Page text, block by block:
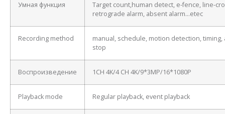
Умная функция
Target count,human detect, e-fence, line-
retrograde alarm, absent alarm…etec
Recording method
manual, schedule, motion detection, timing,
stop
Воспроизведение 1CH 4K/4 CH 4K/9*3MP/16*1080P
Playback mode Regular playback, event playback